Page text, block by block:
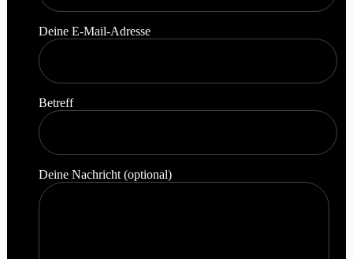
Deine E-Mail-Adresse
Betreff
Deine Nachricht (optional)